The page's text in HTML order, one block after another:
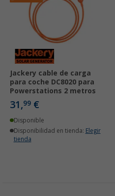
Jackery cable de carga
para coche DC8020 para
Powerstations 2 metros
31,99 €
Disponible
Disponibilidad en tienda: Elegir
tienda